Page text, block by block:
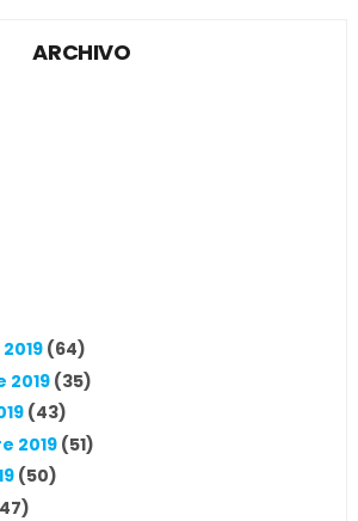
ARCHIVO
(64)
2019 (35)
(43)
2019(51)
(50)